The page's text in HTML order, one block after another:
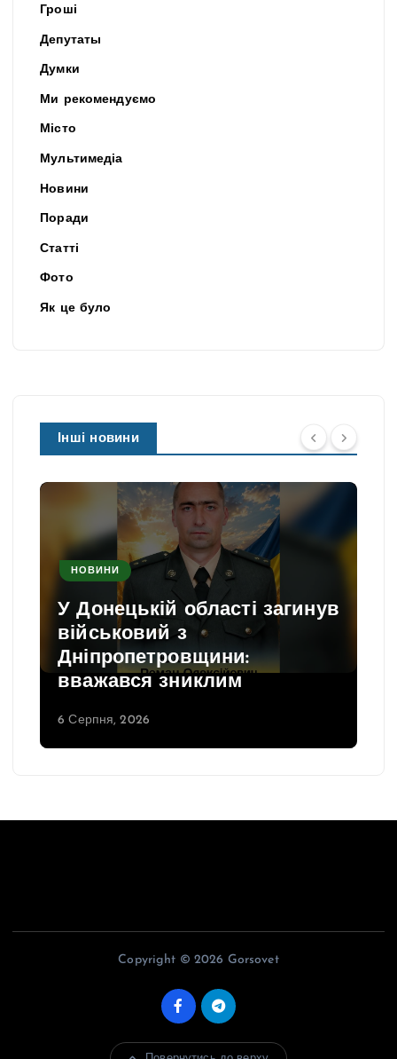
Гроші
Депутаты
Думки
Ми рекомендуємо
Місто
Мультимедіа
Новини
Поради
Статті
Фото
Як це було
Інші новини
НОВИНИ
У Донецькій області загинув
військовий з
Дніпропетровщини:
вважався зниклим
6 Серпня, 2026
Copyright © 2026 Gorsovet